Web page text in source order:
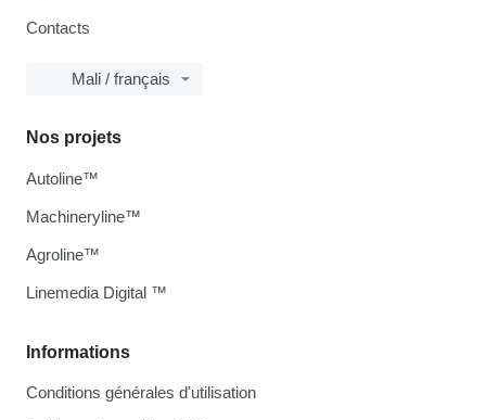
Contacts
Mali / français
Informations
Conditions générales d'utilisation
Nos projets
Autoline™
Machineryline™
Agroline™
Linemedia Digital ™